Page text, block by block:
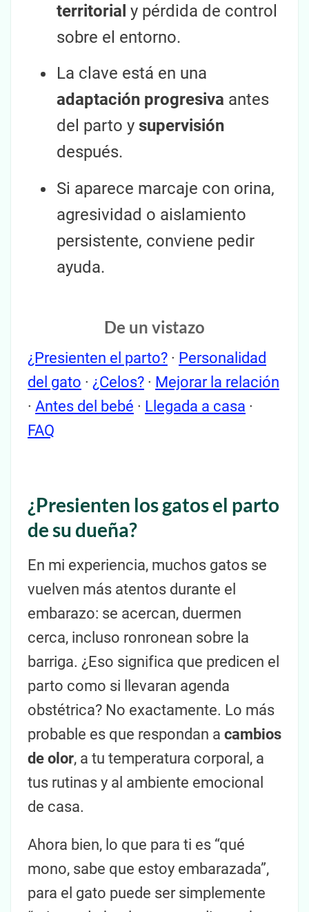
territorial y pérdida de control
sobre el entorno.
La clave está en una
adaptación progresiva antes
del parto y supervisión
después.
Si aparece marcaje con orina,
agresividad o aislamiento
persistente, conviene pedir
ayuda.
De un vistazo
¿Presienten el parto? · Personalidad
del gato · ¿Celos? · Mejorar la relación
· Antes del bebé · Llegada a casa ·
FAQ
¿Presienten los gatos el parto
de su dueña?
En mi experiencia, muchos gatos se
vuelven más atentos durante el
embarazo: se acercan, duermen
cerca, incluso ronronean sobre la
barriga. ¿Eso significa que predicen el
parto como si llevaran agenda
obstétrica? No exactamente. Lo más
probable es que respondan a cambios
de olor, a tu temperatura corporal, a
tus rutinas y al ambiente emocional
de casa.
Ahora bien, lo que para ti es “qué
mono, sabe que estoy embarazada”,
para el gato puede ser simplemente